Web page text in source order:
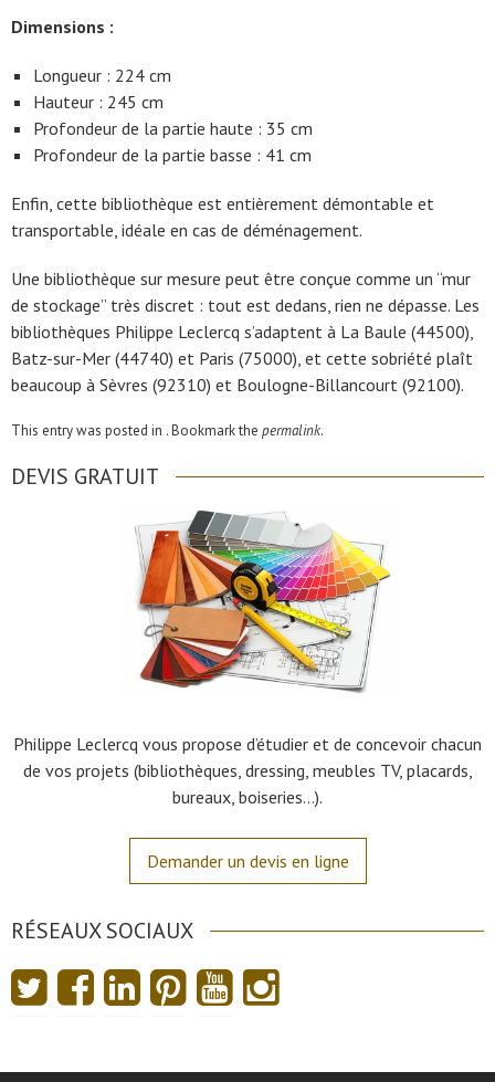
Dimensions :
Longueur : 224 cm
Hauteur : 245 cm
Profondeur de la partie haute : 35 cm
Profondeur de la partie basse : 41 cm
Enfin, cette bibliothèque est entièrement démontable et
transportable, idéale en cas de déménagement.
Une bibliothèque sur mesure peut être conçue comme un “mur
de stockage” très discret : tout est dedans, rien ne dépasse. Les
bibliothèques Philippe Leclercq s’adaptent à La Baule (44500),
Batz-sur-Mer (44740) et Paris (75000), et cette sobriété plaît
beaucoup à Sèvres (92310) et Boulogne-Billancourt (92100).
This entry was posted in . Bookmark the permalink.
DEVIS GRATUIT
Philippe Leclercq vous propose d’étudier et de concevoir chacun
de vos projets (bibliothèques, dressing, meubles TV, placards,
bureaux, boiseries…).
Demander un devis en ligne
RÉSEAUX SOCIAUX